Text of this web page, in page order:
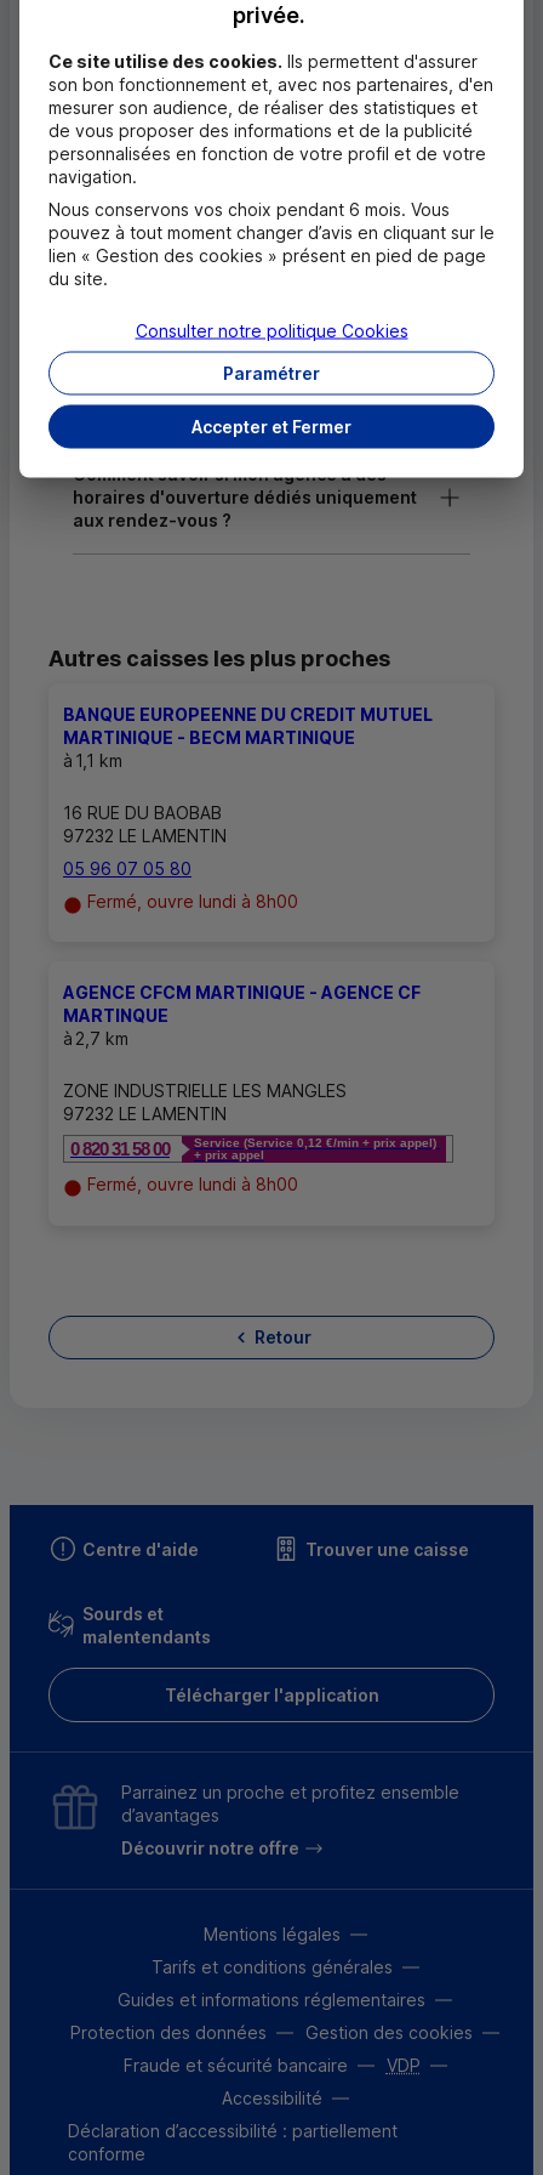
Retrait de rouleaux de monnaie EUR
Dépôt de monnaie EUR
Dépôt valorisé de chèques EUR
Dépôt de chèques EUR
Masquer
Questions fréquentes
l'ouverture d'un compte pour un majeur ?
Où trouver les numéros d'urgence ?
Comment savoir si mon agence a des
horaires d'ouverture dédiés uniquement
aux rendez-vous ?
Autres caisses les plus proches
BANQUE EUROPEENNE DU CREDIT MUTUEL
MARTINIQUE - BECM MARTINIQUE
à 1,1 km
16 RUE DU BAOBAB
97232 LE LAMENTIN
05 96 07 05 80
Fermé, ouvre lundi à 8h00
AGENCE CFCM MARTINIQUE - AGENCE CF
MARTINQUE
à 2,7 km
ZONE INDUSTRIELLE LES MANGLES
97232 LE LAMENTIN
0 820 31 58 00
Service (Service 0,12 €/min + prix appel)
+ prix appel
Fermé, ouvre lundi à 8h00
Retour
Centre d'aide Trouver une caisse
Sourds et
malentendants
Télécharger l'application
Parrainez un proche et profitez ensemble
d’avantages
Découvrir notre offre
Mentions légales
Tarifs et conditions générales
Guides et informations réglementaires
Protection des données
Gestion des cookies
Fraude et sécurité bancaire
VDP
Accessibilité
Déclaration d’accessibilité : partiellement
conforme
privée.
Ce site utilise des cookies. Ils permettent d'assurer
son bon fonctionnement et, avec nos partenaires, d'en
mesurer son audience, de réaliser des statistiques et
de vous proposer des informations et de la publicité
personnalisées en fonction de votre profil et de votre
navigation.
Nous conservons vos choix pendant 6 mois. Vous
pouvez à tout moment changer d’avis en cliquant sur le
lien « Gestion des cookies » présent en pied de page
du site.
Accepter et Fermer
Paramétrer
Consulter notre politique Cookies